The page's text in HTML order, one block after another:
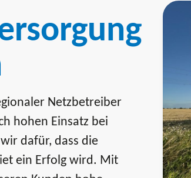
Netzbetreiber
hohen Einsatz bei
dafür, dass die
ein Erfolg wird. Mit